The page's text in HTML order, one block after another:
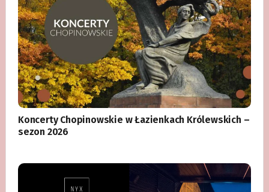
Koncerty Chopinowskie w Łazienkach Królewskich –
sezon 2026